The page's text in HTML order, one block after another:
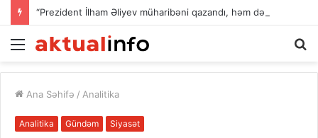
Menu
Ana Səhifə / Analitika
Analitika Gündəm Siyasət